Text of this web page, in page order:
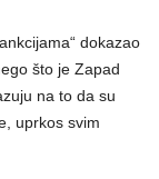
dokazao
što je Zapad
na to da su
uprkos svim